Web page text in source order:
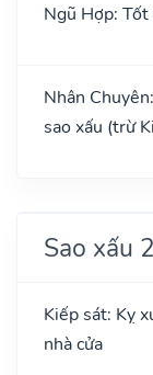
Ngũ Hợp:
Nhân
sao xấu (trừ
Sao xấu
Kiếp sát: Kỵ
nhà cửa